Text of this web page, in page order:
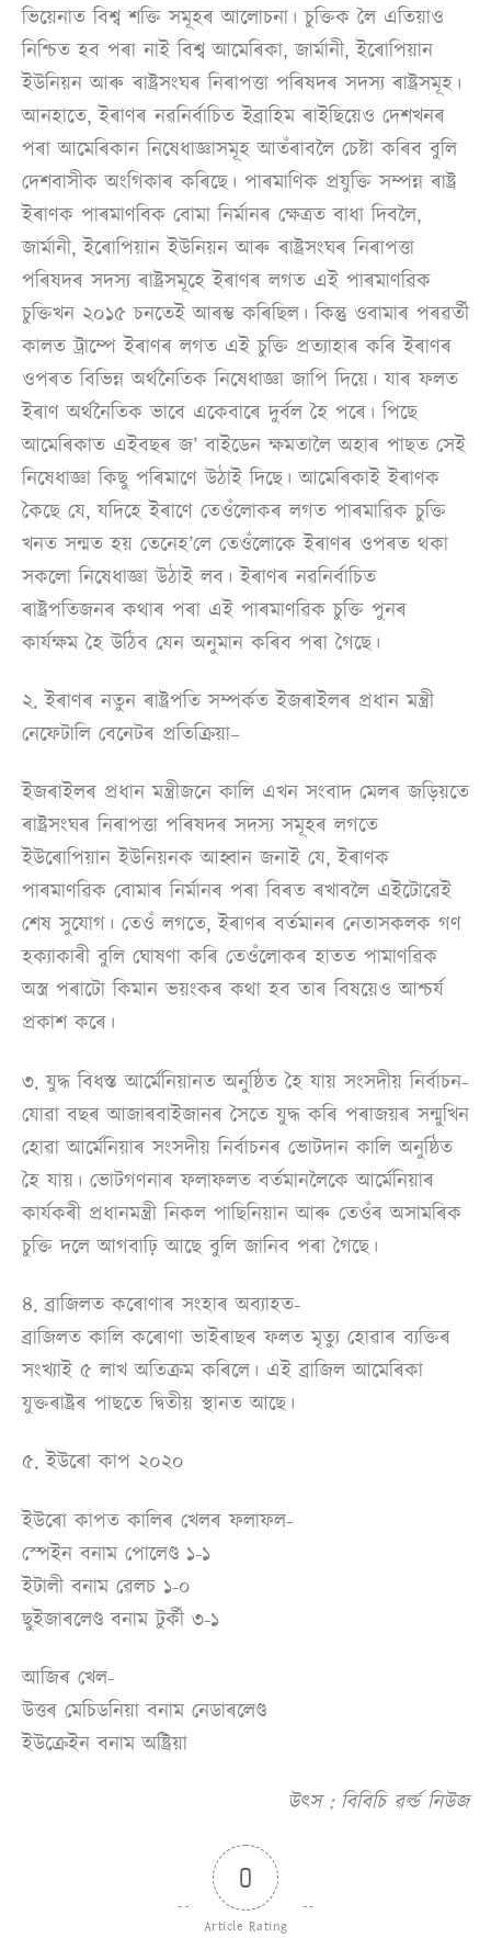
ভিয়েনাত বিশ্ব শক্তি সমূহৰ আলোচনা। চুক্তিক লৈ এতিয়াও
নিশ্চিত হব পৰা নাই বিশ্ব আমেৰিকা, জাৰ্মানী, ইৰোপিয়ান
ইউনিয়ন আৰু ৰাষ্ট্ৰসংঘৰ নিৰাপত্তা পৰিষদৰ সদস্য ৰাষ্ট্ৰসমূহ।
আনহাতে, ইৰাণৰ নৱনিৰ্বাচিত ইব্ৰাহিম ৰাইছিয়েও দেশখনৰ
পৰা আমেৰিকান নিষেধাজ্ঞাসমূহ আতঁৰাবলৈ চেষ্টা কৰিব বুলি
দেশবাসীক অংগিকাৰ কৰিছে। পাৰমাণিক প্ৰযুক্তি সম্পন্ন ৰাষ্ট্ৰ
ইৰাণক পাৰমাণবিক বোমা নিৰ্মানৰ ক্ষেত্ৰত বাধা দিবলৈ,
জাৰ্মানী, ইৰোপিয়ান ইউনিয়ন আৰু ৰাষ্ট্ৰসংঘৰ নিৰাপত্তা
পৰিষদৰ সদস্য ৰাষ্ট্ৰসমূহে ইৰাণৰ লগত এই পাৰমাণৱিক
চুক্তিখন ২০১৫ চনতেই আৰম্ভ কৰিছিল। কিন্তু ওবামাৰ পৰৱৰ্তী
কালত ট্ৰাম্পে ইৰাণৰ লগত এই চুক্তি প্ৰত্যাহাৰ কৰি ইৰাণৰ
ওপৰত বিভিন্ন অৰ্থনৈতিক নিষেধাজ্ঞা জাপি দিয়ে। যাৰ ফলত
ইৰাণ অৰ্থনৈতিক ভাবে একেবাৰে দুৰ্বল হৈ পৰে। পিছে
আমেৰিকাত এইবছৰ জ’ বাইডেন ক্ষমতালৈ অহাৰ পাছত সেই
নিষেধাজ্ঞা কিছু পৰিমাণে উঠাই দিছে। আমেৰিকাই ইৰাণক
কৈছে যে, যদিহে ইৰাণে তেওঁলোকৰ লগত পাৰমাৱিক চুক্তি
খনত সন্মত হয় তেনেহ’লে তেওঁলোকে ইৰাণৰ ওপৰত থকা
সকলো নিষেধাজ্ঞা উঠাই লব। ইৰাণৰ নৱনিৰ্বাচিত
ৰাষ্ট্ৰপতিজনৰ কথাৰ পৰা এই পাৰমাণৱিক চুক্তি পুনৰ
কাৰ্যক্ষম হৈ উঠিব যেন অনুমান কৰিব পৰা গৈছে।
২. ইৰাণৰ নতুন ৰাষ্ট্ৰপতি সম্পৰ্কত ইজৰাইলৰ প্ৰধান মন্ত্ৰী
নেফেটালি বেনেটৰ প্ৰতিক্ৰিয়া–
ইজৰাইলৰ প্ৰধান মন্ত্ৰীজনে কালি এখন সংবাদ মেলৰ জড়িয়তে
ৰাষ্ট্ৰসংঘৰ নিৰাপত্তা পৰিষদৰ সদস্য সমূহৰ লগতে
ইউৰোপিয়ান ইউনিয়নক আহ্বান জনাই যে, ইৰাণক
পাৰমাণৱিক বোমাৰ নিৰ্মানৰ পৰা বিৰত ৰখাবলৈ এইটোৱেই
শেষ সুযোগ। তেওঁ লগতে, ইৰাণৰ বৰ্তমানৰ নেতাসকলক গণ
হক্যাকাৰী বুলি ঘোষণা কৰি তেওঁলোকৰ হাতত পামাণৱিক
অস্ত্ৰ পৰাটো কিমান ভয়ংকৰ কথা হব তাৰ বিষয়েও আশ্চৰ্য
প্ৰকাশ কৰে।
৩. যুদ্ধ বিধস্ত আৰ্মেনিয়ানত অনুষ্ঠিত হৈ যায় সংসদীয় নিৰ্বাচন-
যোৱা বছৰ আজাৰবাইজানৰ সৈতে যুদ্ধ কৰি পৰাজয়ৰ সন্মুখিন
হোৱা আৰ্মেনিয়াৰ সংসদীয় নিৰ্বাচনৰ ভোটদান কালি অনুষ্ঠিত
হৈ যায়। ভোটগণনাৰ ফলাফলত বৰ্তমানলৈকে আৰ্মেনিয়াৰ
কাৰ্যকৰী প্ৰধানমন্ত্ৰী নিকল পাছিনিয়ান আৰু তেওঁৰ অসামৰিক
চুক্তি দলে আগবাঢ়ি আছে বুলি জানিব পৰা গৈছে।
৪. ব্ৰাজিলত কৰোণাৰ সংহাৰ অব্যাহত-
ব্ৰাজিলত কালি কৰোণা ভাইৰাছৰ ফলত মৃত্যু হোৱাৰ ব্যক্তিৰ
সংখ্যাই ৫ লাখ অতিক্ৰম কৰিলে। এই ব্ৰাজিল আমেৰিকা
যুক্তৰাষ্ট্ৰৰ পাছতে দ্বিতীয় স্থানত আছে।
৫. ইউৰো কাপ ২০২০
ইউৰো কাপত কালিৰ খেলৰ ফলাফল-
স্পেইন বনাম পোলেণ্ড ১-১
ইটালী বনাম ৱেলচ ১-০
ছুইজাৰলেণ্ড বনাম টুৰ্কী ৩-১
আজিৰ খেল-
উত্তৰ মেচিডনিয়া বনাম নেডাৰলেণ্ড
ইউক্ৰেইন বনাম অষ্ট্ৰিয়া
উত্স : বিবিচি ৱৰ্ল্ড নিউজ
0
Article Rating